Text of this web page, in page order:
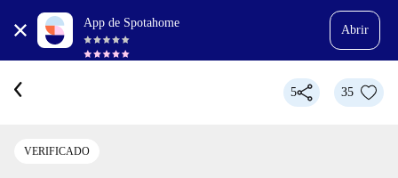
App de Spotahome
Abrir
5 35
VERIFICADO